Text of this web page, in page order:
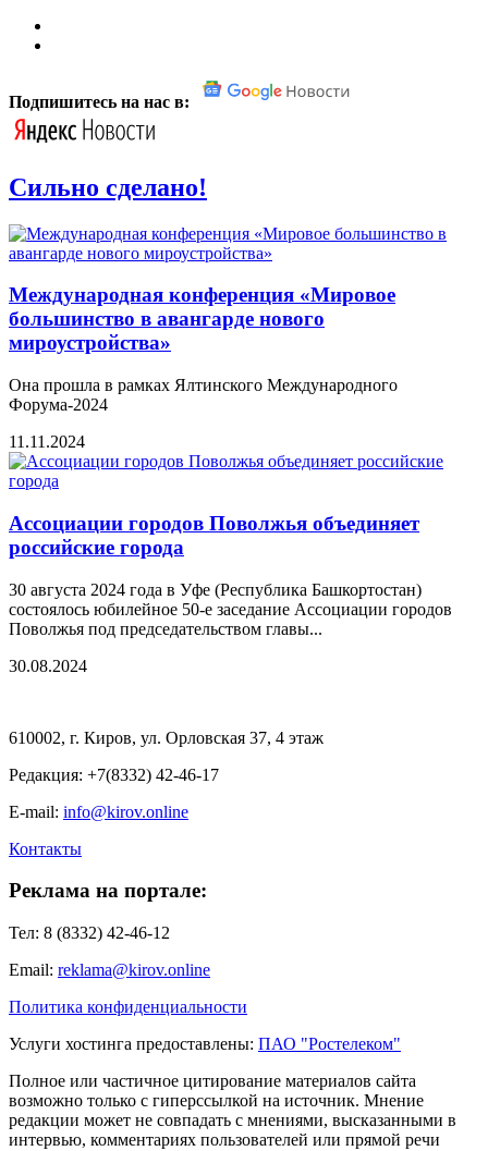
Подпишитесь на нас в:
Сильно сделано!
Международная конференция «Мировое
большинство в авангарде нового
мироустройства»
Она прошла в рамках Ялтинского Международного
Форума-2024
11.11.2024
Ассоциации городов Поволжья объединяет
российские города
30 августа 2024 года в Уфе (Республика Башкортостан)
состоялось юбилейное 50-е заседание Ассоциации городов
Поволжья под председательством главы...
30.08.2024
610002, г. Киров, ул. Орловская 37, 4 этаж
Редакция: +7(8332) 42-46-17
E-mail: info@kirov.online
Контакты
Реклама на портале:
Тел: 8 (8332) 42-46-12
Email: reklama@kirov.online
Политика конфиденциальности
Услуги хостинга предоставлены: ПАО "Ростелеком"
Полное или частичное цитирование материалов сайта
возможно только с гиперссылкой на источник. Мнение
редакции может не совпадать с мнениями, высказанными в
интервью, комментариях пользователей или прямой речи